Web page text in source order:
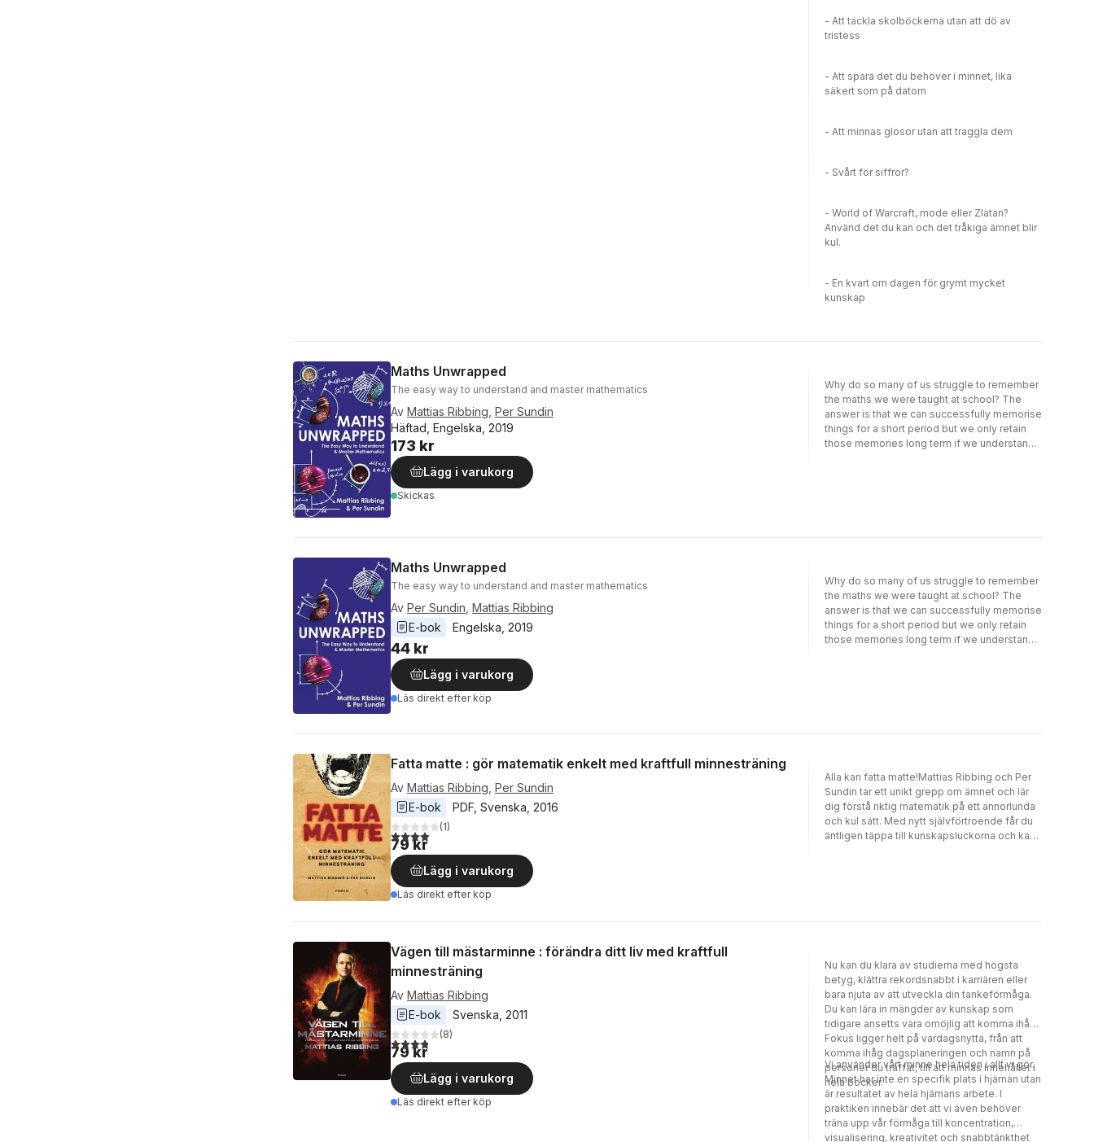
- Att tackla skolböckerna utan att dö av
tristess
- Att spara det du behöver i minnet, lika
säkert som på datorn
- Att minnas glosor utan att traggla dem
- Svårt för siffror?
- World of Warcraft, mode eller Zlatan?
Använd det du kan och det tråkiga ämnet blir
kul.
- En kvart om dagen för grymt mycket
kunskap
Maths Unwrapped
The easy way to understand and master mathematics
Av Mattias Ribbing Per Sundin
Häftad, Engelska, 2019
173 kr
Lägg i varukorg
Skickas
Why do so many of us struggle to remember
the maths we were taught at school? The
answer is that we can successfully memorise
things for a short period but we only retain
those memories long term if we understand
the critical components of maths and being
able to clearly visualise problems and
solutions. This illuminating guide to
improving your maths provides logical, long-
term strategies that will enable you to finally
get maths and hold on to that level of
Maths Unwrapped
The easy way to understand and master mathematics
Av Per Sundin Mattias Ribbing
E-bok
Engelska 2019
44 kr
Lägg i varukorg
Läs direkt efter köp
Why do so many of us struggle to remember
the maths we were taught at school? The
answer is that we can successfully memorise
things for a short period but we only retain
those memories long term if we understand
the critical components of maths and being
able to clearly visualise problems and
solutions. This illuminating guide to
improving your maths provides logical, long-
term strategies that will enable you to finally
get maths and hold on to that level of
Fatta matte : gör matematik enkelt med kraftfull minnesträning
Av Mattias Ribbing Per Sundin
E-bok
PDF Svenska 2016
4,0utav 5 stjärnor. Totalt antal röster:
(1)
79 kr
Lägg i varukorg
Läs direkt efter köp
Alla kan fatta matte!Mattias Ribbing och Per
Sundin tar ett unikt grepp om ämnet och lär
dig förstå riktig matematik på ett annorlunda
och kul sätt. Med nytt självförtroende får du
äntligen täppa till kunskapsluckorna och kan
först, utan onödigt krångliga matteord* ett
till att rätta Einsteins formel E = mc2Som
ungdom blir boken den nyckel som hjälper
dig att knäcka de svåra nötterna i
matematikstudierna. Som vuxen får du
chansen att effektivt ta igen det du missat
och dessutom få ett fungerande och roligt
sätt att hjälpa barnen med läxorna. Är du redo
för ökad kunskapstörst, mer självständigt
tänkande och hjälp i att ta de rätta besluten?
Det är dags att äntligen fatta matte.
Vägen till mästarminne : förändra ditt liv med kraftfull
minnesträning
Av Mattias Ribbing
E-bok
Svenska 2011
3,8utav 5 stjärnor. Totalt antal röster:
(8)
79 kr
Lägg i varukorg
Läs direkt efter köp
Nu kan du klara av studierna med högsta
betyg, klättra rekordsnabbt i karriären eller
bara njuta av att utveckla din tankeförmåga.
Du kan lära in mängder av kunskap som
tidigare ansetts vara omöjlig att komma ihåg.
Fokus ligger helt på vardagsnytta, från att
komma ihåg dagsplaneringen och namn på
personer du träffat, till att minnas innehållet i
hela böcker.
Vi använder vårt minne hela tiden i allt vi gör.
Minnet har inte en specifik plats i hjärnan utan
är resultatet av hela hjärnans arbete. I
praktiken innebär det att vi även behöver
träna upp vår förmåga till koncentration,
visualisering, kreativitet och snabbtänkthet